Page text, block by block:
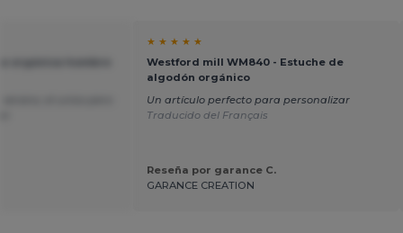
★ ★ ★ ★ ★
Westford mill WM840 - Estuche de
algodón orgánico
Un artículo perfecto para personalizar
Traducido del Français
Reseña por garance C.
GARANCE CREATION